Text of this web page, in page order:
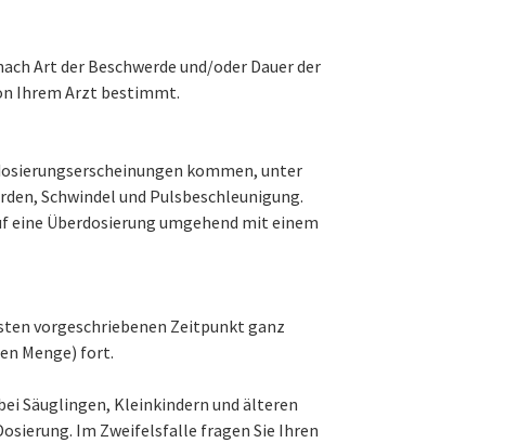
Art der Beschwerde und/oder Dauer der
Ihrem Arzt bestimmt.
kommen, unter
Schwindel und Pulsbeschleunigung.
eine Überdosierung umgehend mit einem
vorgeschriebenen Zeitpunkt ganz
Menge) fort.
Säuglingen, Kleinkindern und älteren
Im Zweifelsfalle fragen Sie Ihren